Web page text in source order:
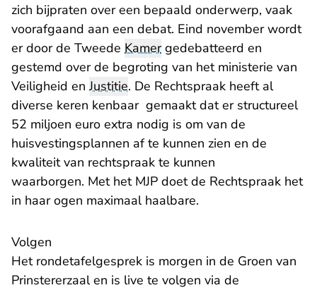
zich bijpraten over een bepaald onderwerp, vaak
voorafgaand aan een debat. Eind november wordt
er door de Tweede Kamergedebatteerd en
gestemd over de begroting van het ministerie van
Veiligheid enJustitie. De Rechtspraak heeft al
diverse keren kenbaar gemaakt dat er structureel
52 miljoen euro extra nodig is om van de
huisvestingsplannen af te kunnen zien en de
kwaliteit van rechtspraak te kunnen
waarborgen. Met het MJP doet de Rechtspraak het
in haar ogen maximaal haalbare.
Volgen
Het rondetafelgesprek is morgen in de Groen van
Prinstererzaal en is live te volgen via de